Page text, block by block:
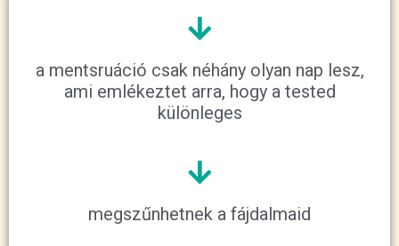
a mentsruáció csak néhány olyan nap lesz,
ami emlékeztet arra, hogy a tested
különleges
megszűnhetnek a fájdalmaid